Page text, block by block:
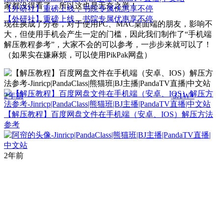
家都没得看了，所以这也是无奈之举！
现在换成了分卷，对于使用PC、MAC桌面端的朋友，影响不
大，但使用手机会产生一定的门槛，因此我们制作了“手机端
解压教程参考”，大家不会的可以参考，一步步来就可以了！
（如果实在嫌麻烦，可以使用PikPak网盘）
【解压教程】百度网盘文件在手机端（安卓、IOS）解压方法
参考
2年前
【外研社】重磅上线，书院专属优惠享不停
【外研社】重磅上线，书院专属优惠享不停
2年前 3.1W+